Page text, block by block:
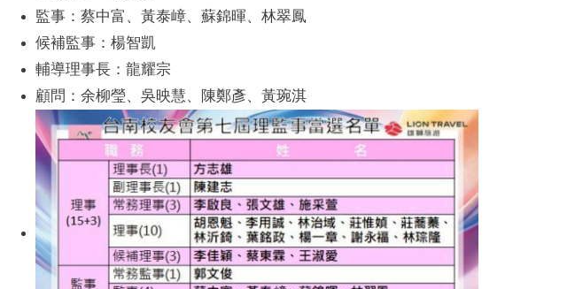
監事：蔡中富、黃泰嶂、蘇錦暉、林翠鳳
候補監事：楊智凱
輔導理事長：龍耀宗
顧問：余柳瑩、吳映慧、陳鄭彥、黃琬淇